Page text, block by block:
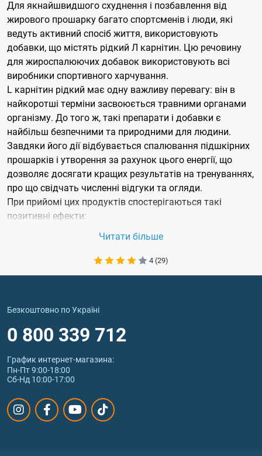
Для якнайшвидшого схуднення і позбавлення від
жирового прошарку багато спортсменів і люди, які
ведуть активний спосіб життя, використовують
добавки, що містять рідкий Л карнітин. Цю речовину
для жироспалюючих добавок використовують всі
виробники спортивного харчування.
L карнітин рідкий має одну важливу перевагу: він в
найкоротші терміни засвоюється травними органами
організму. До того ж, такі препарати і добавки є
найбільш безпечними та природними для людини.
Завдяки його дії відбувається спалювання підшкірних
прошарків і утворення за рахунок цього енергії, що
дозволяє досягати кращих результатів на тренуваннях,
про що свідчать численні відгуки та огляди.
При прийомі цих продуктів спостерігаються такі
позитивні ефекти:
збільшення продуктивності;
підвищення загального тонусу, поліпшення стану
організму в цілому;
CARNITINE 3000 SHOT 60 ml - 60 мл
Liquid Carnitine 3000 - 465 мл
CarniShot 3000 - 60 мл
Читати більше
4 (29)
Безкоштовно по Україні
0 800 339 712
График интернет‑магазина:
Пн-Пт 9:00-18:00
Сб-Нд 10:00-17:00